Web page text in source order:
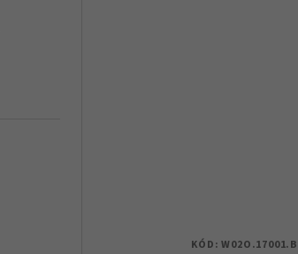
KÓD:W02O.17001.B